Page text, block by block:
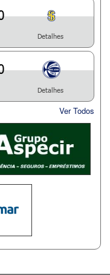
Detalhes
Detalhes
Ver Todos